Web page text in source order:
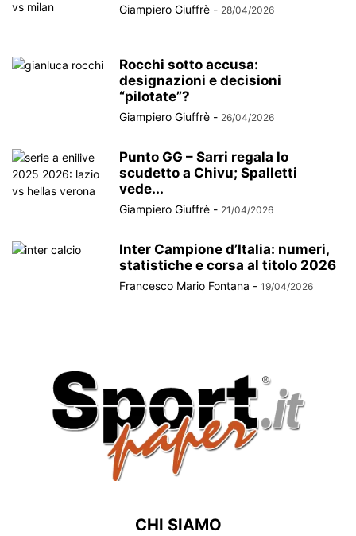
Giampiero Giuffrè - 28/04/2026
Rocchi sotto accusa:
designazioni e decisioni
“pilotate”?
Giampiero Giuffrè - 26/04/2026
Punto GG – Sarri regala lo
scudetto a Chivu; Spalletti
vede...
Giampiero Giuffrè - 21/04/2026
Inter Campione d’Italia: numeri,
statistiche e corsa al titolo 2026
Francesco Mario Fontana - 19/04/2026
CHI SIAMO